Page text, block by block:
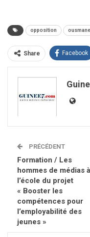
opposition
Share Facebook
PRÉCÉDENT
Formation / Les
hommes de médias à
l’école du projet
« Booster les
compétences pour
l’employabilité des
jeunes »